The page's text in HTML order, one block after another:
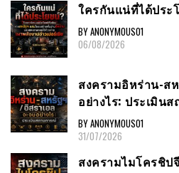
ใครกันแน่ที่ได้ประ
BY ANONYMOUS01
06/08/2026
สงครามอิหร่าน-ส
อย่างไร: ประเมิน
BY ANONYMOUS01
31/07/2026
สงครามไมโครชิป